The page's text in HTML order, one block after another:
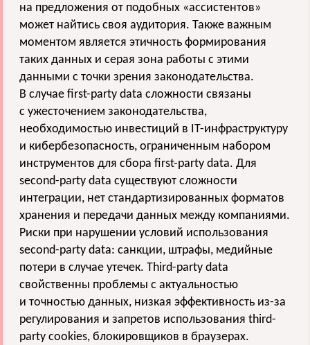
на предложения от подобных «ассистентов»
может найтись своя аудитория. Также важным
моментом является этичность формирования
таких данных и серая зона работы с этими
данными с точки зрения законодательства.
В случае first-party data сложности связаны
с ужесточением законодательства,
необходимостью инвестиций в IT-инфраструктуру
и кибербезопасность, ограниченным набором
инструментов для сбора first-party data. Для
second-party data существуют сложности
интеграции, нет стандартизированных форматов
хранения и передачи данных между компаниями.
Риски при нарушении условий использования
second-party data: санкции, штрафы, медийные
потери в случае утечек. Third-party data
свойственны проблемы с актуальностью
и точностью данных, низкая эффективность из-за
регулирования и запретов использования third-
party cookies, блокировщиков в браузерах.